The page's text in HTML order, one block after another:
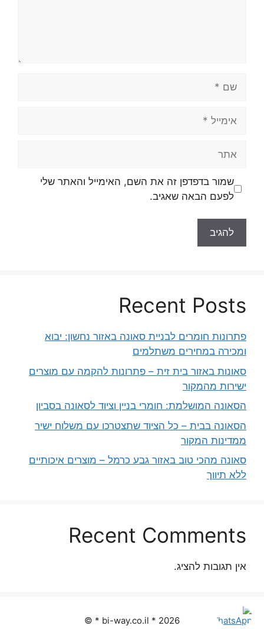
שמור בדפדפן זה את השם, האימייל והאתר שלי
לפעם הבאה שאגיב.
Recent Posts
פתרונות חומרים לבניית סאונה באזור נחשון: יבוא
ומכירה במחירים משתלמים
סאונות באזור בית זית – פתרונות להקמה עם מוצרים
ישירות מהמקור
הסאונה המושלמת: חומרי בניין וציוד לסאונה בסביון
הסאונה בבית – כל הציוד שתצטרכו עם משלוח ישיר
ממדינות המקור
סאונה מהכי טוב באזור גבע כרמל – מוצרים איכותיים
ללא תיווך
Recent Comments
אין תגובות להציג.
2026 * bi-way.co.il * ©